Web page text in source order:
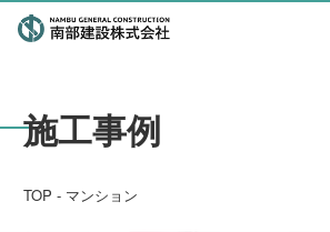
施工事例
TOP - マンション